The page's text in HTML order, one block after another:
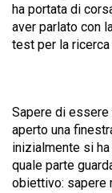
ha portata di
aver parlato con
test per la
Sapere di
aperto una
inizialmente si
quale parte
obiettivo: sapere